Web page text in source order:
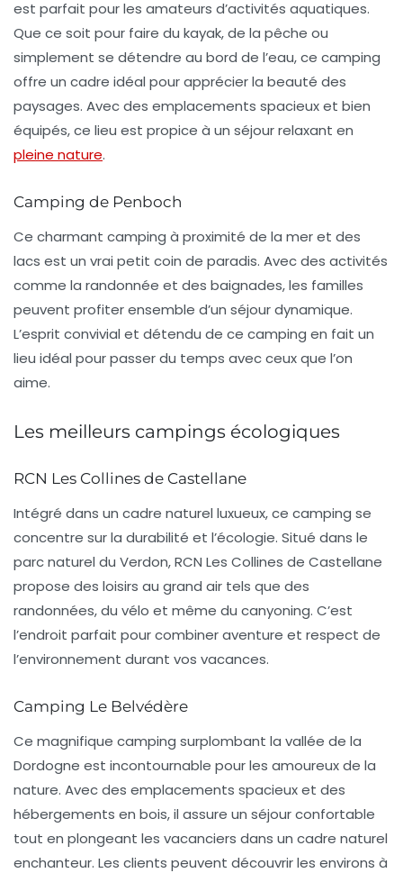
est parfait pour les amateurs d’activités aquatiques.
Que ce soit pour faire du kayak, de la pêche ou
simplement se détendre au bord de l’eau, ce camping
offre un cadre idéal pour apprécier la beauté des
paysages. Avec des emplacements spacieux et bien
équipés, ce lieu est propice à un séjour relaxant en
pleine nature.
Camping de Penboch
Ce charmant camping à proximité de la mer et des
lacs est un vrai petit coin de paradis. Avec des activités
comme la randonnée et des baignades, les familles
peuvent profiter ensemble d’un séjour dynamique.
L’esprit convivial et détendu de ce camping en fait un
lieu idéal pour passer du temps avec ceux que l’on
aime.
Les meilleurs campings écologiques
RCN Les Collines de Castellane
Intégré dans un cadre naturel luxueux, ce camping se
concentre sur la durabilité et l’écologie. Situé dans le
parc naturel du Verdon, RCN Les Collines de Castellane
propose des loisirs au grand air tels que des
randonnées, du vélo et même du canyoning. C’est
l’endroit parfait pour combiner aventure et respect de
l’environnement durant vos vacances.
Camping Le Belvédère
Ce magnifique camping surplombant la vallée de la
Dordogne est incontournable pour les amoureux de la
nature. Avec des emplacements spacieux et des
hébergements en bois, il assure un séjour confortable
tout en plongeant les vacanciers dans un cadre naturel
enchanteur. Les clients peuvent découvrir les environs à